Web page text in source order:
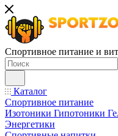
Спортивное питание и
Каталог
Спортивное питание
Изотоники Гипотоники
Энергетики